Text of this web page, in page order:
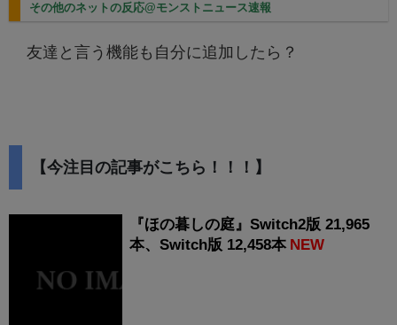
その他のネットの反応@モンストニュース速報
友達と言う機能も自分に追加したら？
【今注目の記事がこちら！！！】
『ほの暮しの庭』Switch2版 21,965
本、Switch版 12,458本 NEW